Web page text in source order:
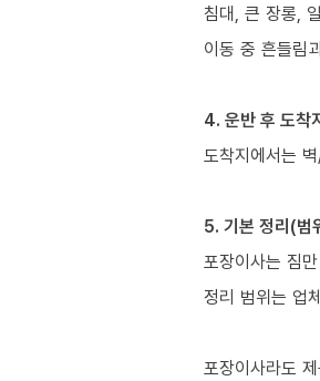
침대, 큰 장롱,
이동 중 흔들림
4. 운반 후 도착
도착지에서는
5. 기본 정리(범
포장이사는 짐
정리 범위는 업
포장이사라도